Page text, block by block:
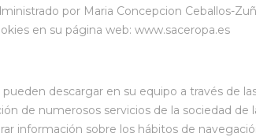
por Maria Concepcion Ceballos-
en su página web: www.saceropa.es
descargar en su equipo a través de
de numerosos servicios de la sociedad
información sobre los hábitos de